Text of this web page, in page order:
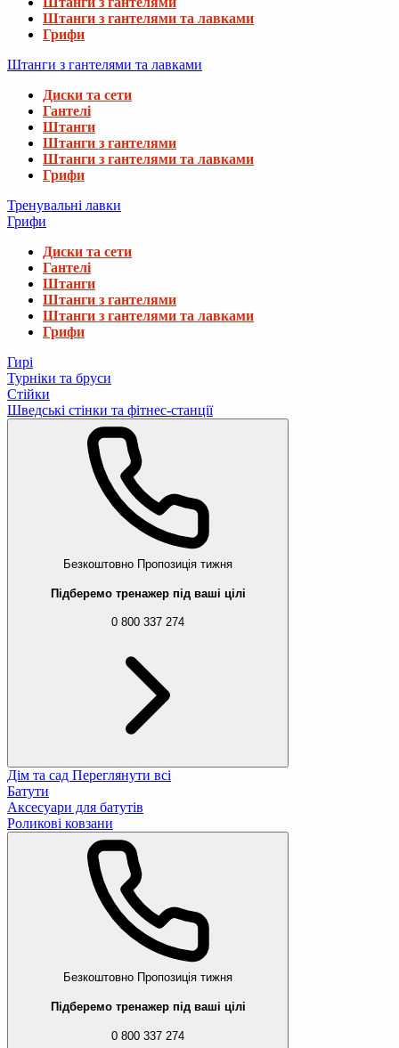
Штанги з гантелями та лавками
Грифи
Штанги з гантелями та лавками
Диски та сети
Гантелі
Штанги
Штанги з гантелями
Штанги з гантелями та лавками
Грифи
Тренувальні лавки
Грифи
Диски та сети
Гантелі
Штанги
Штанги з гантелями
Штанги з гантелями та лавками
Грифи
Гирі
Турніки та бруси
Стійки
Шведські стінки та фітнес-станції
Безкоштовно Пропозиція тижня
Підберемо тренажер під ваші цілі
0 800 337 274
Дім та сад Переглянути всі
Батути
Аксесуари для батутів
Роликові ковзани
Безкоштовно Пропозиція тижня
Підберемо тренажер під ваші цілі
0 800 337 274